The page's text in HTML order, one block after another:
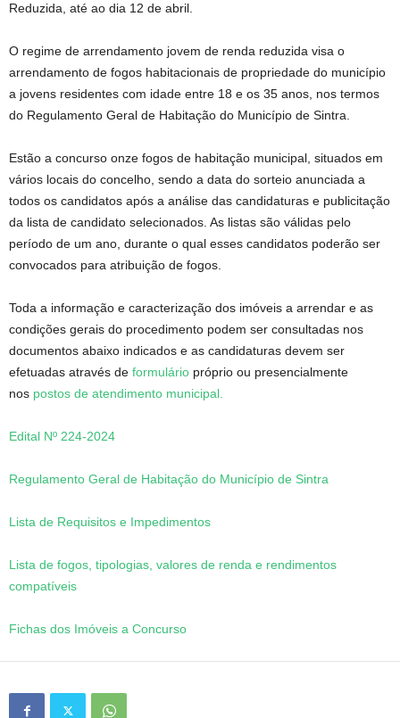
Reduzida, até ao dia 12 de abril.
O regime de arrendamento jovem de renda reduzida visa o
arrendamento de fogos habitacionais de propriedade do município
a jovens residentes com idade entre 18 e os 35 anos, nos termos
do Regulamento Geral de Habitação do Município de Sintra.
Estão a concurso onze fogos de habitação municipal, situados em
vários locais do concelho, sendo a data do sorteio anunciada a
todos os candidatos após a análise das candidaturas e publicitação
da lista de candidato selecionados. As listas são válidas pelo
período de um ano, durante o qual esses candidatos poderão ser
convocados para atribuição de fogos.
Toda a informação e caracterização dos imóveis a arrendar e as
condições gerais do procedimento podem ser consultadas nos
documentos abaixo indicados e as candidaturas devem ser
efetuadas através de formulário próprio ou presencialmente
nos postos de atendimento municipal.
Edital Nº 224-2024
Regulamento Geral de Habitação do Município de Sintra
Lista de Requisitos e Impedimentos
Lista de fogos, tipologias, valores de renda e rendimentos
compatíveis
Fichas dos Imóveis a Concurso